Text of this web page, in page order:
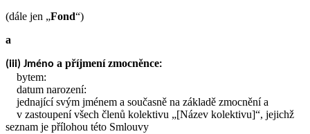
(dále jen „Fond“)
a
(iii) Jméno a příjmení zmocněnce:
bytem:
datum narození:
jednající svým jménem a současně na základě zmocnění a
v zastoupení všech členů kolektivu „[Název kolektivu]“, jejichž
seznam je přílohou této Smlouvy